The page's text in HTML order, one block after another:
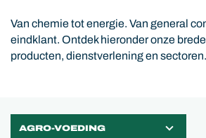
Van chemie tot energie. Van general
eindklant. Ontdek hieronder onze
producten, dienstverlening en sectoren.